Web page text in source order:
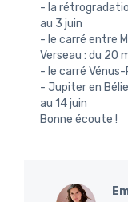
- la
au 3 juin
- le carré entre
Verseau : du 20
- le carré
- Jupiter en
au 14 juin
Bonne écoute !